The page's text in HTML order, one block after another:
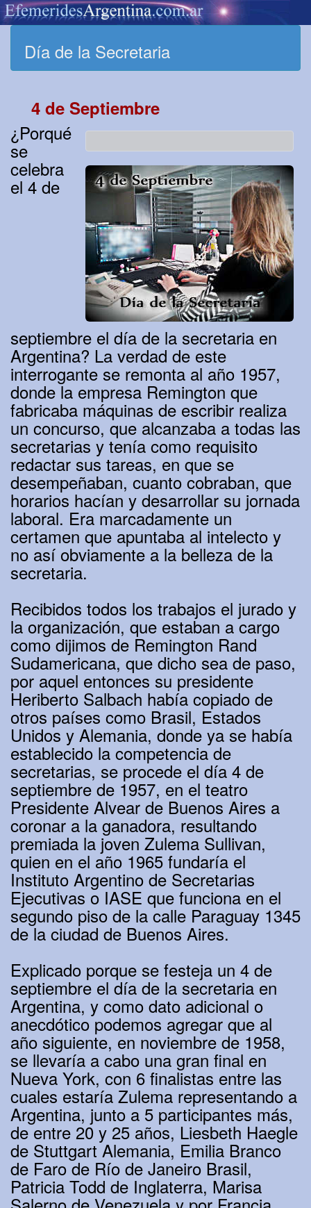
Día de la Secretaria
4 de Septiembre
¿Porqué
se
celebra
el 4 de
septiembre el día de la secretaria en
Argentina? La verdad de este
interrogante se remonta al año 1957,
donde la empresa Remington que
fabricaba máquinas de escribir realiza
un concurso, que alcanzaba a todas las
secretarias y tenía como requisito
redactar sus tareas, en que se
desempeñaban, cuanto cobraban, que
horarios hacían y desarrollar su jornada
laboral. Era marcadamente un
certamen que apuntaba al intelecto y
no así obviamente a la belleza de la
secretaria.
Recibidos todos los trabajos el jurado y
la organización, que estaban a cargo
como dijimos de Remington Rand
Sudamericana, que dicho sea de paso,
por aquel entonces su presidente
Heriberto Salbach había copiado de
otros países como Brasil, Estados
Unidos y Alemania, donde ya se había
establecido la competencia de
secretarias, se procede el día 4 de
septiembre de 1957, en el teatro
Presidente Alvear de Buenos Aires a
coronar a la ganadora, resultando
premiada la joven Zulema Sullivan,
quien en el año 1965 fundaría el
Instituto Argentino de Secretarias
Ejecutivas o IASE que funciona en el
segundo piso de la calle Paraguay 1345
de la ciudad de Buenos Aires.
Explicado porque se festeja un 4 de
septiembre el día de la secretaria en
Argentina, y como dato adicional o
anecdótico podemos agregar que al
año siguiente, en noviembre de 1958,
se llevaría a cabo una gran final en
Nueva York, con 6 finalistas entre las
cuales estaría Zulema representando a
Argentina, junto a 5 participantes más,
de entre 20 y 25 años, Liesbeth Haegle
de Stuttgart Alemania, Emilia Branco
de Faro de Río de Janeiro Brasil,
Patricia Todd de Inglaterra, Marisa